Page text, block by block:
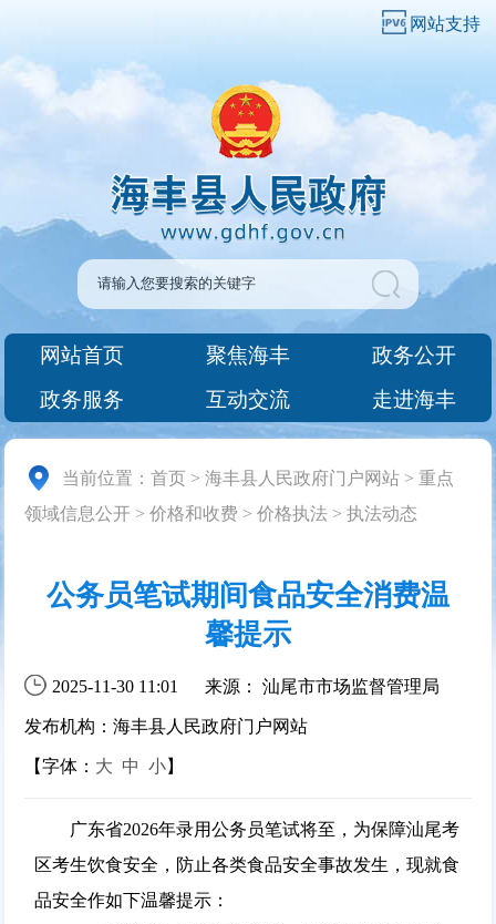
网站支持
网站首页 聚焦海丰
政务公开
政务服务
互动交流 走进海丰
当前位置：首页 >海丰县人民政府门户网站 >重点
领域信息公开 >价格和收费 >价格执法 >执法动态
公务员笔试期间食品安全消费温
馨提示
2025-11-30 11:01 来源： 汕尾市市场监督管理局
发布机构：海丰县人民政府门户网站
【字体： 大 中 小】
广东省2026年录用公务员笔试将至，为保障汕尾考
区考生饮食安全，防止各类食品安全事故发生，现就食
品安全作如下温馨提示：